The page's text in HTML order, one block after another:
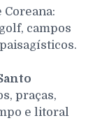
Coreana:
campos
praças,
e litoral